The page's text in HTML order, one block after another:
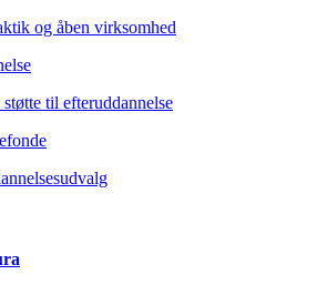
og åben virksomhed
til efteruddannelse